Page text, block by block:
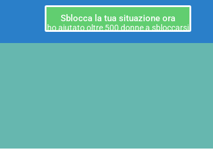
Sblocca la tua situazione ora
ho aiutato oltre 500 donne a sbloccarsi